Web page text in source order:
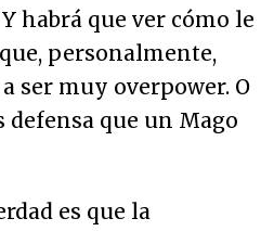
habrá que ver cómo le
personalmente,
ser muy overpower. O
defensa que un Mago
es que la